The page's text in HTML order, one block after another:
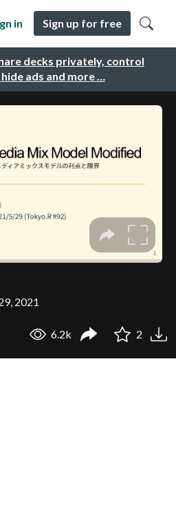
decks privately, control
ads and more …
in Sign up for free
2021
6.2k 2